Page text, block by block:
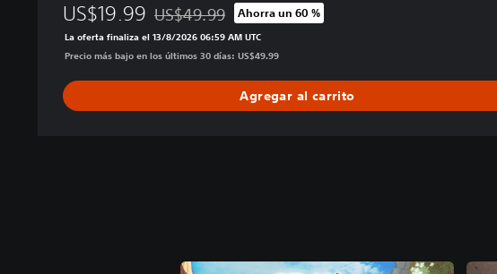
US$19.99 Rebajado del precio original de US$49.99
US$49.99 Ahorra un 60 %
La oferta finaliza el 13/8/2026 06:59 AM UTC
Precio más bajo en los últimos 30 días: US$49.99
Agregar al carrito